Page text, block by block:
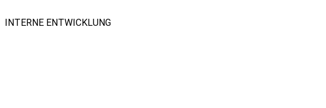
INTERNE ENTWICKLUNG